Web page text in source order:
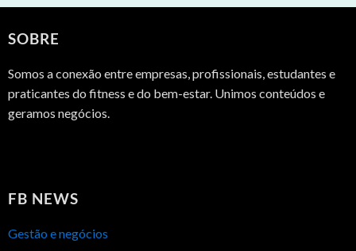
SOBRE
Somos a conexão entre empresas, profissionais, estudantes e
praticantes do fitness e do bem-estar. Unimos conteúdos e
geramos negócios.
FB NEWS
Gestão e negócios